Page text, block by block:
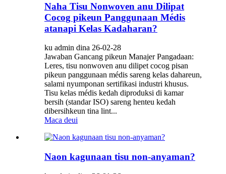
Naha Tisu Nonwoven anu Dilipat
Cocog pikeun Panggunaan Médis
atanapi Kelas Kadaharan?
ku admin dina 26-02-28
Jawaban Gancang pikeun Manajer Pangadaan:
Leres, tisu nonwoven anu dilipet cocog pisan
pikeun panggunaan médis sareng kelas dahareun,
salami nyumponan sertifikasi industri khusus.
Tisu kelas médis kedah diproduksi di kamar
bersih (standar ISO) sareng henteu kedah
dibersihkeun tina lint...
Maca deui
Naon kagunaan tisu non-anyaman?